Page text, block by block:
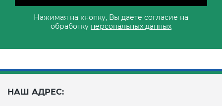
Нажимая на кнопку, Вы даете согласие на
обработку персональных данных
НАШ АДРЕС: